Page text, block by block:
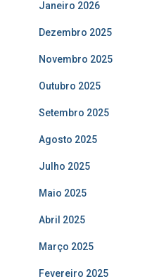
Janeiro 2026
Dezembro 2025
Novembro 2025
Outubro 2025
Setembro 2025
Agosto 2025
Julho 2025
Maio 2025
Abril 2025
Março 2025
Fevereiro 2025